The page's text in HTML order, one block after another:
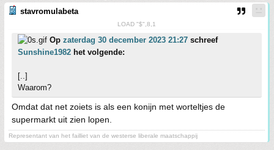
stavromulabeta
LOAD "$",8,1
Op zaterdag 30 december 2023 21:27 schreef
Sunshine1982 het volgende:
[..]
Waarom?
Omdat dat net zoiets is als een konijn met worteltjes de
supermarkt uit zien lopen.
Representant van het failliet van de westerse liberale maatschappij